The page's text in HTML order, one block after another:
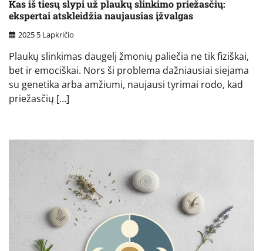
Kas iš tiesų slypi už plaukų slinkimo priežasčių:
ekspertai atskleidžia naujausias įžvalgas
2025 5 Lapkričio
Plaukų slinkimas daugelį žmonių paliečia ne tik fiziškai,
bet ir emociškai. Nors ši problema dažniausiai siejama
su genetika arba amžiumi, naujausi tyrimai rodo, kad
priežasčių […]